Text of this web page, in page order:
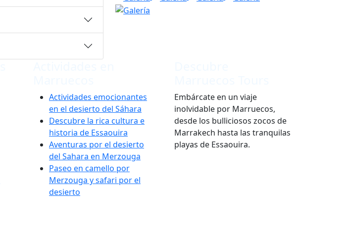
Actividades emocionantes
en el desierto del Sáhara
Descubre la rica cultura e
historia de Essaouira
Aventuras por el desierto
del Sahara en Merzouga
Paseo en camello por
Merzouga y safari por el
desierto
Embárcate en un viaje
inolvidable por Marruecos,
desde los bulliciosos zocos de
Marrakech hasta las tranquilas
playas de Essaouira.